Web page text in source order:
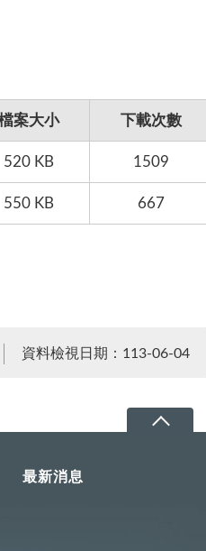
案大小 下載次數
520 KB 1509
550 KB 667
資料檢視日期：113-06-04
最新消息